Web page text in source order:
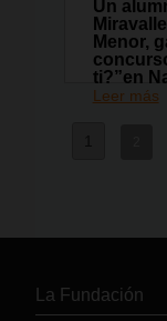
Un
Menor,
ti?”en
Leer más
La Fundación